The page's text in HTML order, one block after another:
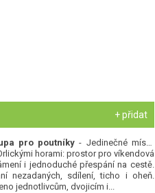
+ přidat
pro poutníky - Jedinečné místo
horami: prostor pro víkendová
i jednoduché přespání na cestě.
nezadaných, sdílení, ticho i oheň.
jednotlivcům, dvojicím i...